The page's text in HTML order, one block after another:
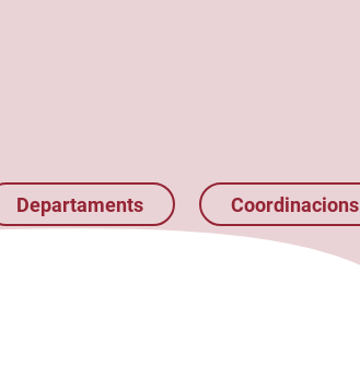
Departaments Coordinacions